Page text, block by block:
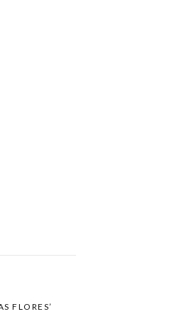
FLORES’